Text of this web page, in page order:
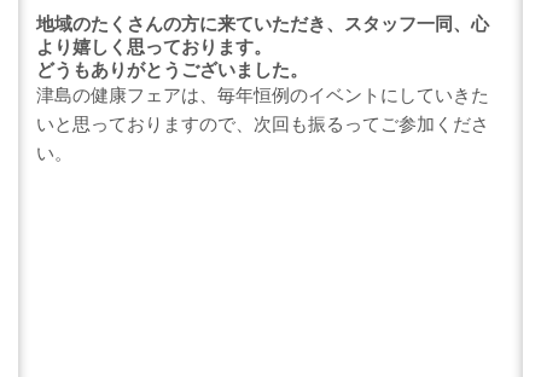
地域のたくさんの方に来ていただき、スタッフ一同、心
より嬉しく思っております。
どうもありがとうございました。
津島の健康フェアは、毎年恒例のイベントにしていきた
いと思っておりますので、次回も振るってご参加くださ
い。